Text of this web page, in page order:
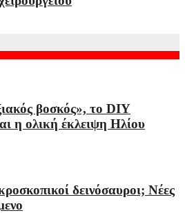
βοσκός», το DIY
η ολική έκλειψη Ηλίου
δεινόσαυροι; Νέες